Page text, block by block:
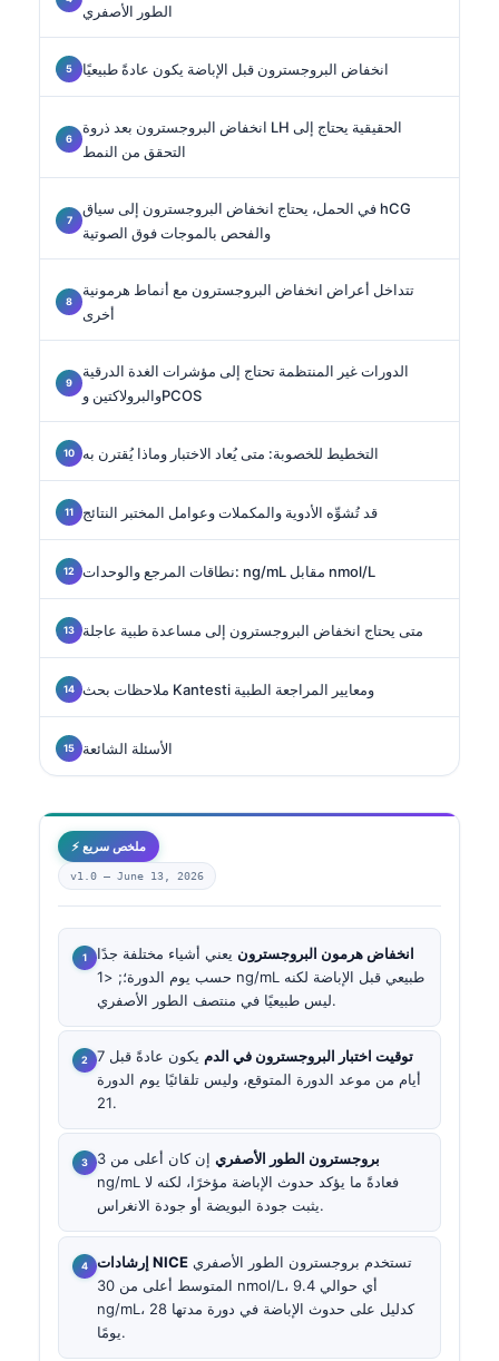
الطور الأصفري
انخفاض البروجسترون قبل الإباضة يكون عادةً طبيعيًا
انخفاض البروجسترون بعد ذروة LH الحقيقية يحتاج إلى
التحقق من النمط
في الحمل، يحتاج انخفاض البروجسترون إلى سياق hCG
والفحص بالموجات فوق الصوتية
تتداخل أعراض انخفاض البروجسترون مع أنماط هرمونية
أخرى
الدورات غير المنتظمة تحتاج إلى مؤشرات الغدة الدرقية
والبرولاكتين وPCOS
التخطيط للخصوبة: متى يُعاد الاختبار وماذا يُقترن به
قد تُشوِّه الأدوية والمكملات وعوامل المختبر النتائج
نطاقات المرجع والوحدات: ng/mL مقابل nmol/L
متى يحتاج انخفاض البروجسترون إلى مساعدة طبية عاجلة
ملاحظات بحث Kantesti ومعايير المراجعة الطبية
الأسئلة الشائعة
⚡ ملخص سريع
v1.0 — June 13, 2026
انخفاض هرمون البروجسترون يعني أشياء مختلفة جدًا
حسب يوم الدورة؛; <1 ng/mL طبيعي قبل الإباضة لكنه
ليس طبيعيًا في منتصف الطور الأصفري.
توقيت اختبار البروجسترون في الدم
يكون عادةً قبل 7
أيام من موعد الدورة المتوقع، وليس تلقائيًا يوم الدورة
21.
بروجسترون الطور الأصفري
إن كان أعلى من 3
ng/mL فعادةً ما يؤكد حدوث الإباضة مؤخرًا، لكنه لا
يثبت جودة البويضة أو جودة الانغراس.
إرشادات NICE
المتوسط أعلى من 30 nmol/L، أي حوالي 9.4
ng/mL، كدليل على حدوث الإباضة في دورة مدتها 28
يومًا.